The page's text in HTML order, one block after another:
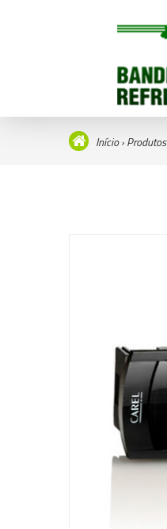
Início›Produtos